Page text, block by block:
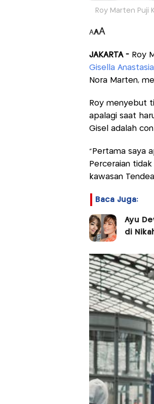
Roy Marten Puji
AAA
JAKARTA -Roy
Gisella Anastasia
Nora Marten,
Roy menyebut
apalagi saat
Gisel adalah
“Pertama saya
Perceraian
kawasan
Baca Juga:
Ayu
di